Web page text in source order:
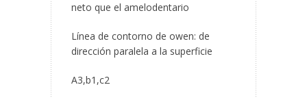
neto que el amelodentario
Línea de contorno de owen: de
dirección paralela a la superficie
A3,b1,c2